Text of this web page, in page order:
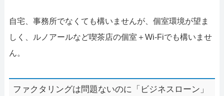
自宅、事務所でなくても構いませんが、個室環境が望ま
しく、ルノアールなど喫茶店の個室＋Wi-Fiでも構いませ
ん。
ファクタリングは問題ないのに「ビジネスローン」